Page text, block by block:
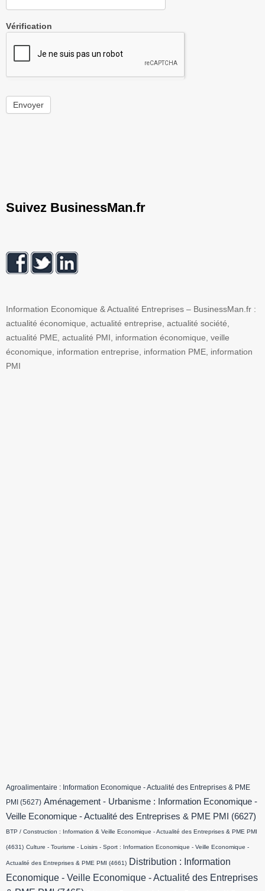
Vérification
Envoyer
Suivez BusinessMan.fr
Information Economique & Actualité Entreprises – BusinessMan.fr :
actualité économique, actualité entreprise, actualité société,
actualité PME, actualité PMI, information économique, veille
économique, information entreprise, information PME, information
PMI
Agroalimentaire : Information Economique - Actualité des Entreprises & PME
PMI (5627) Aménagement - Urbanisme : Information Economique -
Veille Economique - Actualité des Entreprises & PME PMI
(6627)
BTP / Construction : Information & Veille Economique - Actualité des Entreprises & PME PMI
(4631) Culture - Tourisme - Loisirs - Sport : Information Economique - Veille Economique -
Actualité des Entreprises & PME PMI (4661) Distribution : Information
Economique - Veille Economique - Actualité des Entreprises